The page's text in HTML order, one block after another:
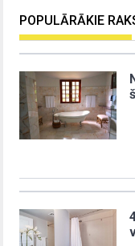
POPULĀRĀKIE